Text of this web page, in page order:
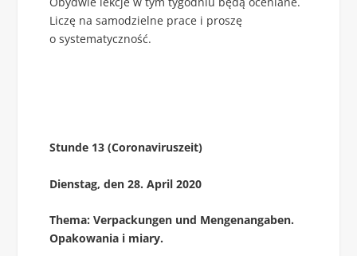
Liczę na samodzielne prace i proszę
o systematyczność.
Stunde 13 (Coronaviruszeit)
Dienstag, den 28. April 2020
Thema: Verpackungen und Mengenangaben.
Opakowania i miary.